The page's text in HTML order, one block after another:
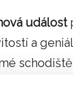
událost
a